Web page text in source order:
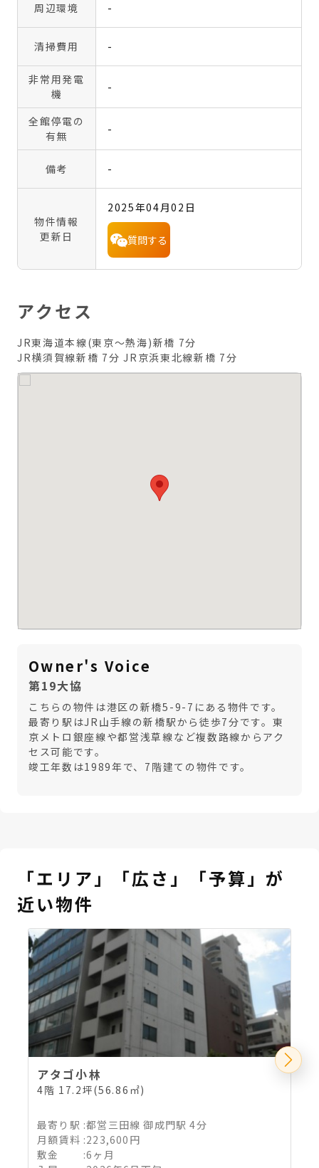
周辺環境 -
清掃費用 -
非常用発電
機
-
全館停電の
有無
-
備考 -
物件情報
更新日
2025年04月02日
質問する
アクセス
JR東海道本線(東京～熱海)新橋 7分
JR横須賀線新橋 7分 JR京浜東北線新橋 7分
Owner's Voice
第19大協
こちらの物件は港区の新橋5-9-7にある物件です。
最寄り駅はJR山手線の新橋駅から徒歩7分です。東
京メトロ銀座線や都営浅草線など複数路線からアク
セス可能です。
竣工年数は1989年で、7階建ての物件です。
「エリア」「広さ」「予算」が
近い物件
アタゴ小林
4階 17.2坪(56.86㎡)
最寄り駅 :都営三田線 御成門駅 4分
月額賃料 :223,600円
敷金
:6ヶ月